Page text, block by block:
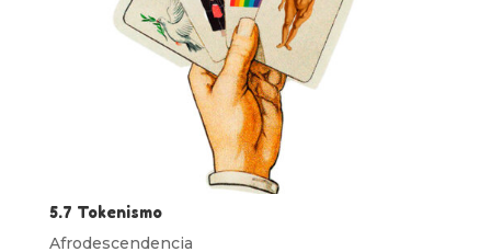
5.7 Tokenismo
Afrodescendencia